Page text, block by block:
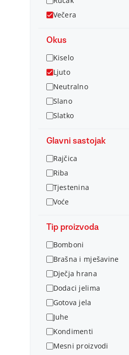
Večera
Okus
Kiselo
Ljuto
Neutralno
Slano
Slatko
Glavni sastojak
Rajčica
Riba
Tjestenina
Voće
Tip proizvoda
Bomboni
Brašna i mješavine
Dječja hrana
Dodaci jelima
Gotova jela
Juhe
Kondimenti
Mesni proizvodi